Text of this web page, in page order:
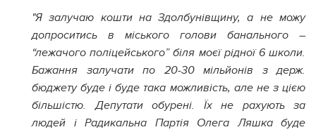
"Я залучаю кошти наЗдолбунівщину, а не можу
допроситись в міського голови банального –
“лежачого поліцейського” біля моєї рідної 6 школи.
Бажання залучати по 20-30 мільйонів здерж.
бюджету буде і буде така можливість, але не з цією
більшістю. Депутати обурені. Їх не рахують за
людей і Радикальна Партія Олега Ляшка буде